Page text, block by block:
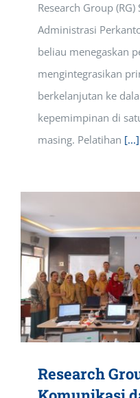
Research Group
Administrasi
beliau menegaskan
mengintegrasikan
berkelanjutan ke
kepemimpinan di
masing. Pelatihan [...]
Research